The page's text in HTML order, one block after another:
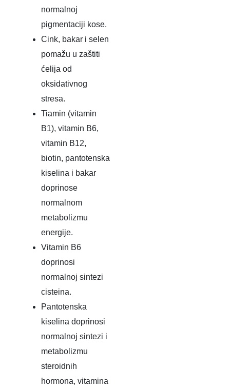
normalnoj
pigmentaciji kose.
Cink, bakar i selen
pomažu u zaštiti
ćelija od
oksidativnog
stresa.
Tiamin (vitamin
B1), vitamin B6,
vitamin B12,
biotin, pantotenska
kiselina i bakar
doprinose
normalnom
metabolizmu
energije.
Vitamin B6
doprinosi
normalnoj sintezi
cisteina.
Pantotenska
kiselina doprinosi
normalnoj sintezi i
metabolizmu
steroidnih
hormona, vitamina